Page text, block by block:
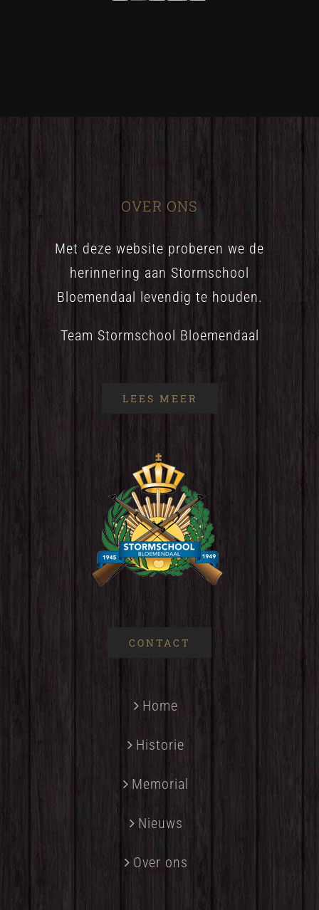
OVER ONS
Met deze website proberen we de
herinnering aan Stormschool
Bloemendaal levendig te houden.
Team Stormschool Bloemendaal
LEES MEER
CONTACT
Home
Historie
Memorial
Nieuws
Over ons